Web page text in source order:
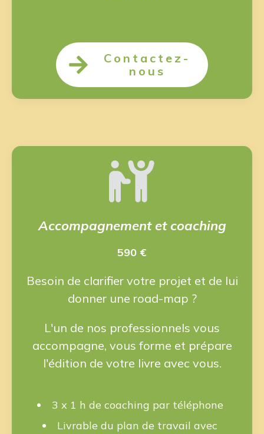
Contactez-
nous
Accompagnement et coaching
590 €
Besoin de clarifier votre projet et de lui
donner une road-map ?
L'un de nos professionnels vous
accompagne, vous forme et prépare
l'édition de votre livre avec vous.
3 x 1 h de coaching par téléphone
Livrable du plan de travail avec